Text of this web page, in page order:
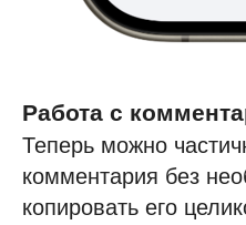
Работа с
Теперь можно
комментария без
копировать его